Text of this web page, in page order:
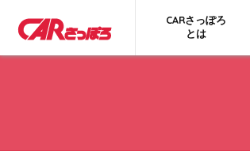
CARさっぽろ
とは